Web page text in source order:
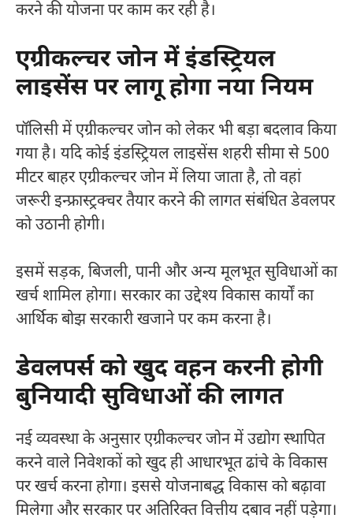
करने की योजना पर काम कर रही है।
एग्रीकल्चर जोन में इंडस्ट्रियल
लाइसेंस पर लागू होगा नया नियम
पॉलिसी में एग्रीकल्चर जोन को लेकर भी बड़ा बदलाव किया
गया है। यदि कोई इंडस्ट्रियल लाइसेंस शहरी सीमा से 500
मीटर बाहर एग्रीकल्चर जोन में लिया जाता है, तो वहां
जरूरी इन्फ्रास्ट्रक्चर तैयार करने की लागत संबंधित डेवलपर
को उठानी होगी।
इसमें सड़क, बिजली, पानी और अन्य मूलभूत सुविधाओं का
खर्च शामिल होगा। सरकार का उद्देश्य विकास कार्यों का
आर्थिक बोझ सरकारी खजाने पर कम करना है।
डेवलपर्स को खुद वहन करनी होगी
बुनियादी सुविधाओं की लागत
नई व्यवस्था के अनुसार एग्रीकल्चर जोन में उद्योग स्थापित
करने वाले निवेशकों को खुद ही आधारभूत ढांचे के विकास
पर खर्च करना होगा। इससे योजनाबद्ध विकास को बढ़ावा
मिलेगा और सरकार पर अतिरिक्त वित्तीय दबाव नहीं पड़ेगा।